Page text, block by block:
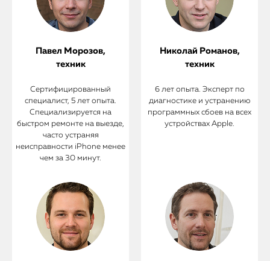
Павел Морозов,
техник
Сертифицированный
специалист, 5 лет опыта.
Специализируется на
быстром ремонте на выезде,
часто устраняя
неисправности iPhone менее
чем за 30 минут.
Николай Романов,
техник
6 лет опыта. Эксперт по
диагностике и устранению
программных сбоев на всех
устройствах Apple.